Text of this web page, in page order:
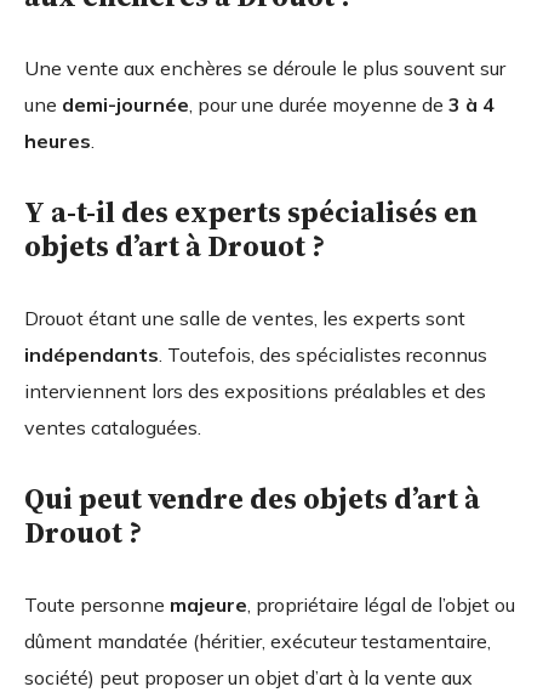
Une vente aux enchères se déroule le plus souvent sur
une demi-journée , pour une durée moyenne de 3 à 4
heures
Y a-t-il des experts spécialisés en
objets d’art à Drouot ?
Drouot étant une salle de ventes, les experts sont
indépendants . Toutefois, des spécialistes reconnus
interviennent lors des expositions préalables et des
ventes cataloguées.
Qui peut vendre des objets d’art à
Drouot ?
Toute personne majeure , propriétaire légal de l’objet ou
dûment mandatée (héritier, exécuteur testamentaire,
société) peut proposer un objet d’art à la vente aux